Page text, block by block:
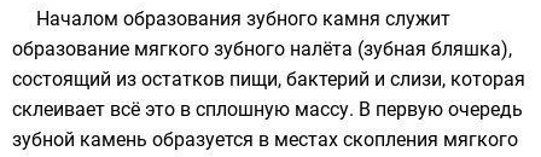
Началом образования зубного камня служит
образование мягкого зубного налёта (зубная бляшка),
состоящий из остатков пищи, бактерий и слизи, которая
склеивает всё это в сплошную массу. В первую очередь
зубной камень образуется в местах скопления мягкого